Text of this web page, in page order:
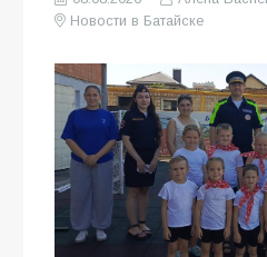
Новости в Батайске